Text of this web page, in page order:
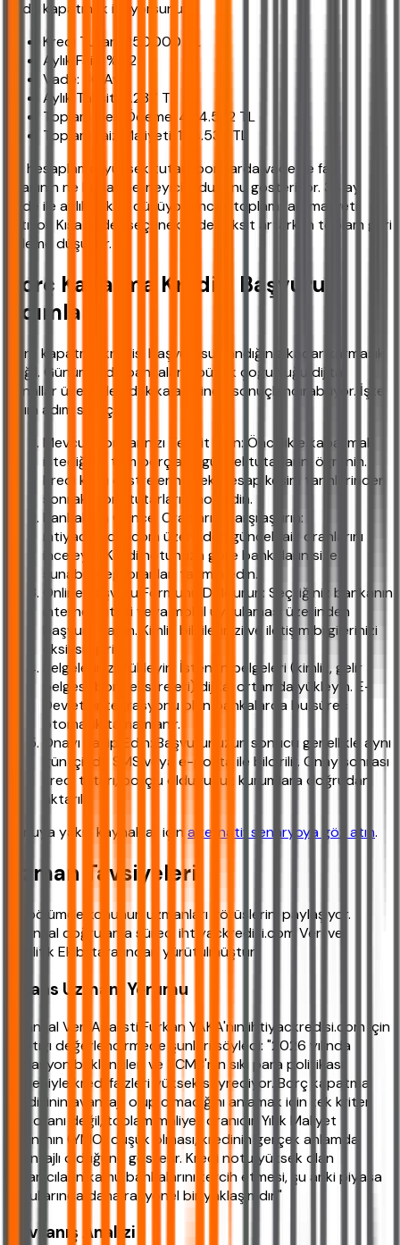
ayda kapatmak istiyorsunuz:
Kredi Tutarı: 250.000 TL
Aylık Faiz: %3,25
Vade: 36 Ay
Aylık Taksit: 11.237 TL
Toplam Geri Ödeme: 404.532 TL
Toplam Faiz Maliyeti: 154.532 TL
Bu hesaplama, yüksek tutarlı borçlarda vade ve faiz
oranının ne kadar belirleyici olduğunu gösteriyor. 36 ay
vade ile aylık taksit düşüyor ancak toplam faiz maliyeti
artıyor. Kısa vadeli seçeneklerde taksit artarken toplam geri
ödeme düşüyor.
Borç Kapatma Kredisi Başvuru
Adımları
Borç kapatma kredisi başvurusu sandığınız kadar karmaşık
değil. Günümüzde bankaların büyük çoğunluğu dijital
kanallar üzerinden dakikalar içinde sonuçlandırabiliyor. İşte
adım adım süreç:
Mevcut Borçlarınızı Tespit Edin: Öncelikle kapatmak
istediğiniz tüm borçların güncel tutarlarını öğrenin.
Kredi kartı ekstrelerinizdeki hesap kesim tarihlerinden
sonraki borç tutarlarını not edin.
Bankaların Güncel Oranlarını Karşılaştırın:
ihtiyackredisi.com üzerinden güncel faiz oranlarını
inceleyin. Kredi notunuza göre bankaların size
sunabileceği oranları tahmin edin.
Online Başvuru Formunu Doldurun: Seçtiğiniz bankanın
internet sitesi veya mobil uygulaması üzerinden
başvuru yapın. Kimlik bilgilerinizi ve iletişim bilgilerinizi
eksiksiz girin.
Belgelerinizi Yükleyin: İstenen belgeleri (kimlik, gelir
belgesi, borç ekstreleri) dijital ortamda yükleyin. E-
Devlet entegrasyonu olan bankalarda bu süreç
otomatik tamamlanır.
Onayı Takip Edin: Başvurunuzun sonucu genellikle aynı
gün içinde SMS veya e-posta ile bildirilir. Onay sonrası
kredi tutarı, borçlu olduğunuz kurumlara doğrudan
aktarılır.
Konuya yakın kaynaklar için alternatif senaryoya göz atın.
Uzman Tavsiyeleri
Bu bölümde konunun uzmanları görüşlerini paylaşıyor.
Finansal doğrulama süreci ihtiyackredisi.com Veri ve
Analitik Ekibi tarafından yürütülmüştür.
Finans Uzmanı Yorumu
Finansal Veri Analisti Furkan YAKA'nın ihtiyackredisi.com için
yaptığı değerlendirmede şunları söyledi: "2026 yılında
enflasyon beklentileri ve TCMB'nin sıkı para politikası
nedeniyle kredi faizleri yüksek seyrediyor. Borç kapatma
kredisinin avantajlı olup olmadığını anlamak için tek kriter
faiz oranı değil, toplam maliyet oranıdır. Yıllık Maliyet
Oranı'nın (YMO) düşük olması, kredinin gerçek anlamda
avantajlı olduğunu gösterir. Kredi notu yüksek olan
kullanıcıların kamu bankalarını tercih etmesi, şu anki piyasa
koşullarında daha rasyonel bir yaklaşımdır."
Davranış Analizi